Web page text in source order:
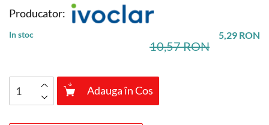
Producator:
In stoc 5,29 RON
10,57 RON
Adauga în Cos
images